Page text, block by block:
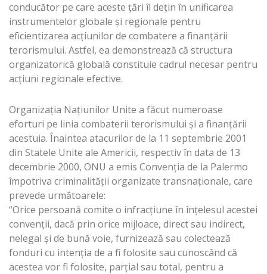
conducător pe care aceste ţări îl deţin în unificarea
instrumentelor globale şi regionale pentru
eficientizarea acţiunilor de combatere a finanţării
terorismului. Astfel, ea demonstrează că structura
organizatorică globală constituie cadrul necesar pentru
acţiuni regionale efective.
Organizaţia Naţiunilor Unite a făcut numeroase
eforturi pe linia combaterii terorismului şi a finanţării
acestuia. Înaintea atacurilor de la 11 septembrie 2001
din Statele Unite ale Americii, respectiv în data de 13
decembrie 2000, ONU a emis Convenţia de la Palermo
împotriva criminalităţii organizate transnaţionale, care
prevede următoarele:
“Orice persoană comite o infracţiune în înţelesul acestei
convenţii, dacă prin orice mijloace, direct sau indirect,
nelegal şi de bună voie, furnizează sau colectează
fonduri cu intenţia de a fi folosite sau cunoscând că
acestea vor fi folosite, parţial sau total, pentru a